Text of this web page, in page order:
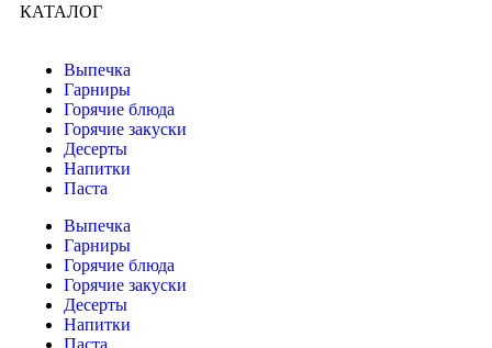
КАТАЛОГ
Выпечка
Гарниры
Горячие блюда
Горячие закуски
Десерты
Напитки
Паста
Выпечка
Гарниры
Горячие блюда
Горячие закуски
Десерты
Напитки
Паста